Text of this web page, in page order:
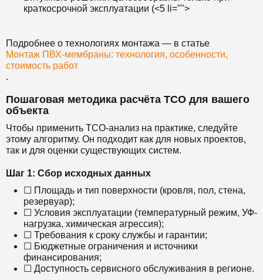
краткосрочной эксплуатации (<5 li="">
Подробнее о технологиях монтажа — в статье
Монтаж ПВХ-мембраны: технология, особенности,
стоимость работ
.
Пошаговая методика расчёта TCO для вашего
объекта
Чтобы применить TCO-анализ на практике, следуйте
этому алгоритму. Он подходит как для новых проектов,
так и для оценки существующих систем.
Шаг 1: Сбор исходных данных
☐ Площадь и тип поверхности (кровля, пол, стена,
резервуар);
☐ Условия эксплуатации (температурный режим, УФ-
нагрузка, химическая агрессия);
☐ Требования к сроку службы и гарантии;
☐ Бюджетные ограничения и источники
финансирования;
☐ Доступность сервисного обслуживания в регионе.